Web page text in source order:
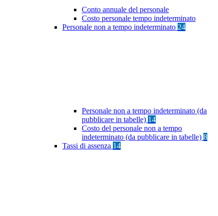
Conto annuale del personale
Costo personale tempo indeterminato
Personale non a tempo indeterminato 24
Personale non a tempo indeterminato (da
pubblicare in tabelle) 14
Costo del personale non a tempo
indeterminato (da pubblicare in tabelle) 8
Tassi di assenza 14